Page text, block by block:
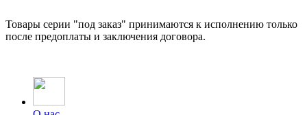
Товары серии "под заказ" принимаются к исполнению только
после предоплаты и заключения договора.